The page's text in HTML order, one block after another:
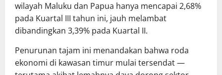
wilayah Maluku dan Papua hanya mencapai 2,68%
pada Kuartal III tahun ini, jauh melambat
dibandingkan 3,39% pada Kuartal II.
Penurunan tajam ini menandakan bahwa roda
ekonomi di kawasan timur mulai tersendat —